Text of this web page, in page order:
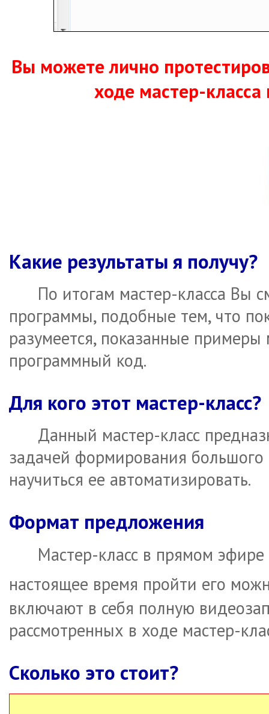
Вы можете лично
ходе мастер-
Какие результаты я получу?
По итогам мастер-класса Вы
программы, подобные тем, что
разумеется, показанные
программный код.
Для кого этот мастер-класс?
Данный мастер-класс
задачей формирования
научиться ее автоматизировать.
Формат предложения
Мастер-класс в прямом
настоящее время пройти его
включают в себя полную
рассмотренных в ходе мастер-
Сколько это стоит?